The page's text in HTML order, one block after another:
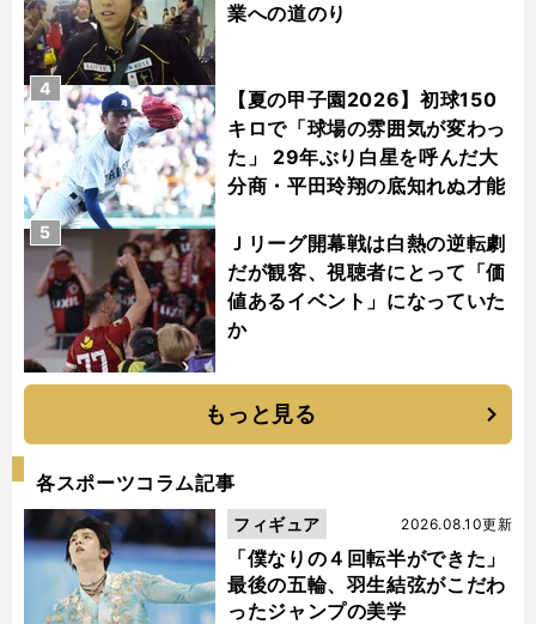
業への道のり
【夏の甲子園2026】初球150
キロで「球場の雰囲気が変わっ
た」 29年ぶり白星を呼んだ大
分商・平田玲翔の底知れぬ才能
4
Ｊリーグ開幕戦は白熱の逆転劇
だが観客、視聴者にとって「価
値あるイベント」になっていた
か
5
もっと見る
各スポーツコラム記事
「僕なりの４回転半ができた」
最後の五輪、羽生結弦がこだわ
ったジャンプの美学
2026.08.10更新
フィギュア